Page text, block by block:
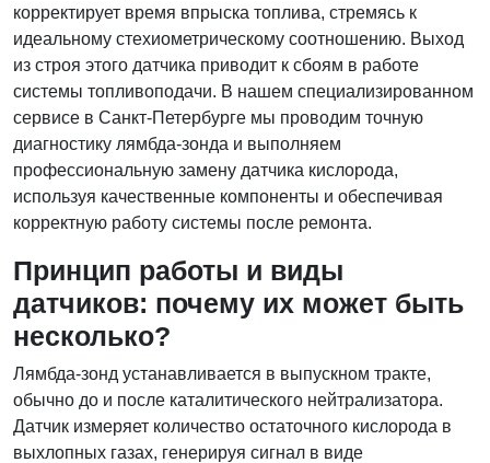
корректирует время впрыска топлива, стремясь к
идеальному стехиометрическому соотношению. Выход
из строя этого датчика приводит к сбоям в работе
системы топливоподачи. В нашем специализированном
сервисе в Санкт-Петербурге мы проводим точную
диагностику лямбда-зонда и выполняем
профессиональную замену датчика кислорода,
используя качественные компоненты и обеспечивая
корректную работу системы после ремонта.
Принцип работы и виды
датчиков: почему их может быть
несколько?
Лямбда-зонд устанавливается в выпускном тракте,
обычно до и после каталитического нейтрализатора.
Датчик измеряет количество остаточного кислорода в
выхлопных газах, генерируя сигнал в виде